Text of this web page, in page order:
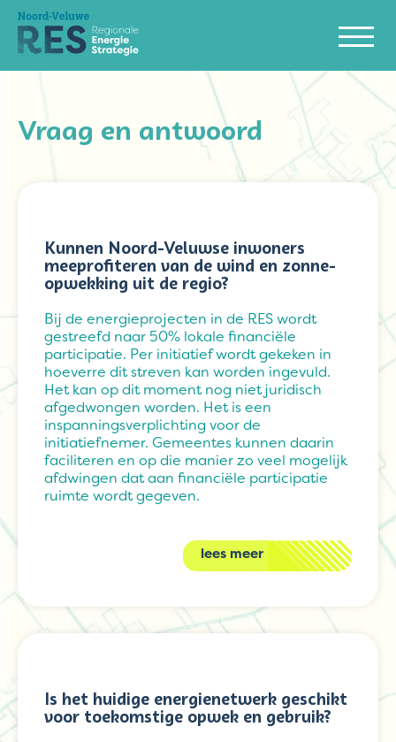
Vraag en antwoord
Kunnen Noord-Veluwse inwoners
meeprofiteren van de wind en zonne-
opwekking uit de regio?
Bij de energieprojecten in de RES wordt
gestreefd naar 50% lokale financiële
participatie. Per initiatief wordt gekeken in
hoeverre dit streven kan worden ingevuld.
Het kan op dit moment nog niet juridisch
afgedwongen worden. Het is een
inspanningsverplichting voor de
initiatiefnemer. Gemeentes kunnen daarin
faciliteren en op die manier zo veel mogelijk
afdwingen dat aan financiële participatie
ruimte wordt gegeven.
lees meer
Is het huidige energienetwerk geschikt
voor toekomstige opwek en gebruik?